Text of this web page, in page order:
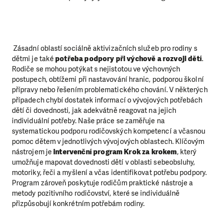
Zásadní oblastí sociálně aktivizačních služeb pro rodiny s
dětmi je taképotřeba podpory při výchově a rozvoji dětí.
Rodiče se mohou potýkat s nejistotou ve výchovných
postupech, obtížemi při nastavování hranic, podporou školní
přípravy nebo řešením problematického chování. V některých
případech chybí dostatek informací o vývojových potřebách
dětí či dovednosti, jak adekvátně reagovat na jejich
individuální potřeby. Naše práce se zaměřuje na
systematickou podporu rodičovských kompetencí a včasnou
pomoc dětem v jednotlivých vývojových oblastech. Klíčovým
nástrojem je intervenční program Krok za krokem, který
umožňuje mapovat dovednosti dětí v oblasti sebeobsluhy,
motoriky, řeči a myšlení a včas identifikovat potřebu podpory.
Program zároveň poskytuje rodičům praktické nástroje a
metody pozitivního rodičovství, které se individuálně
přizpůsobují konkrétním potřebám rodiny.